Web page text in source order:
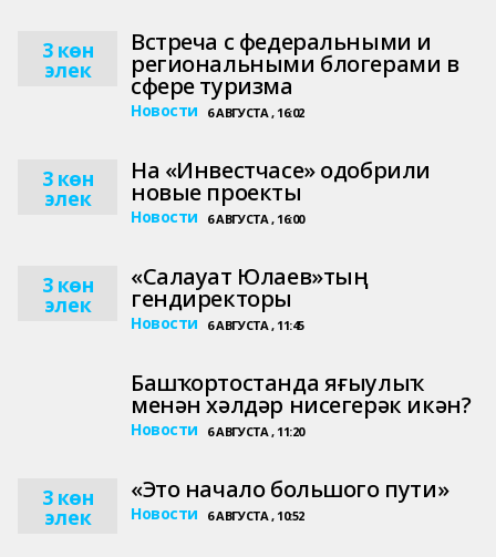
3 көн
элек
Встреча с федеральными и
региональными блогерами в
сфере туризма
Новости 6 АВГУСТА , 16:02
3 көн
элек
На «Инвестчасе» одобрили
новые проекты
Новости 6 АВГУСТА , 16:00
3 көн
элек
«Салауат Юлаев»тың
гендиректоры
Новости 6 АВГУСТА , 11:45
Башҡортостанда яғыулыҡ
менән хәлдәр нисегерәк икән?
Новости 6 АВГУСТА , 11:20
3 көн
элек
«Это начало большого пути»
Новости 6 АВГУСТА , 10:52